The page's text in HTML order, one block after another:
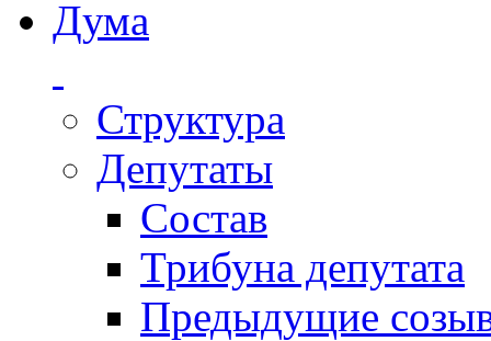
Дума
Структура
Депутаты
Состав
Трибуна депутата
Предыдущие